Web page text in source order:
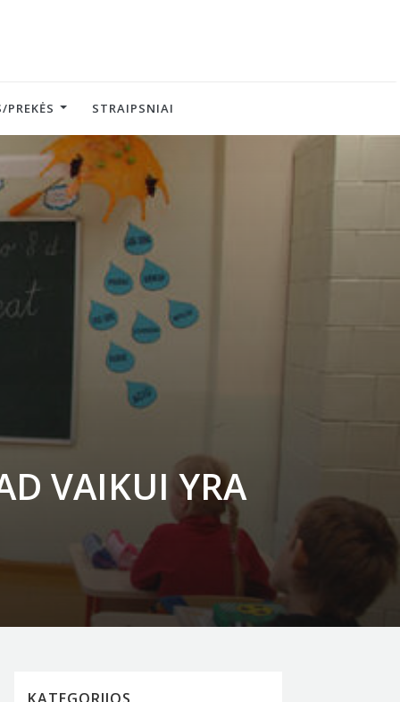
PREKĖS STRAIPSNIAI
VAIKUI YRA